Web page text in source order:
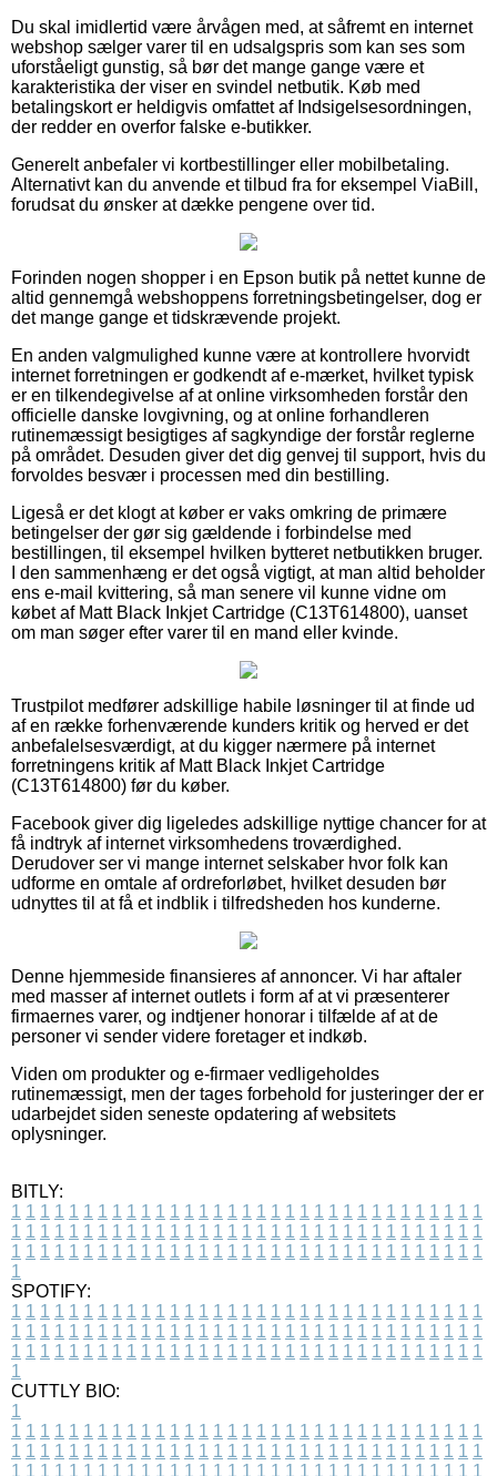
Du skal imidlertid være årvågen med, at såfremt en internet
webshop sælger varer til en udsalgspris som kan ses som
uforståeligt gunstig, så bør det mange gange være et
karakteristika der viser en svindel netbutik. Køb med
betalingskort er heldigvis omfattet af Indsigelsesordningen,
der redder en overfor falske e-butikker.
Generelt anbefaler vi kortbestillinger eller mobilbetaling.
Alternativt kan du anvende et tilbud fra for eksempel ViaBill,
forudsat du ønsker at dække pengene over tid.
Forinden nogen shopper i en Epson butik på nettet kunne de
altid gennemgå webshoppens forretningsbetingelser, dog er
det mange gange et tidskrævende projekt.
En anden valgmulighed kunne være at kontrollere hvorvidt
internet forretningen er godkendt af e-mærket, hvilket typisk
er en tilkendegivelse af at online virksomheden forstår den
officielle danske lovgivning, og at online forhandleren
rutinemæssigt besigtiges af sagkyndige der forstår reglerne
på området. Desuden giver det dig genvej til support, hvis du
forvoldes besvær i processen med din bestilling.
Ligeså er det klogt at køber er vaks omkring de primære
betingelser der gør sig gældende i forbindelse med
bestillingen, til eksempel hvilken bytteret netbutikken bruger.
I den sammenhæng er det også vigtigt, at man altid beholder
ens e-mail kvittering, så man senere vil kunne vidne om
købet af Matt Black Inkjet Cartridge (C13T614800), uanset
om man søger efter varer til en mand eller kvinde.
Trustpilot medfører adskillige habile løsninger til at finde ud
af en række forhenværende kunders kritik og herved er det
anbefalelsesværdigt, at du kigger nærmere på internet
forretningens kritik af Matt Black Inkjet Cartridge
(C13T614800) før du køber.
Facebook giver dig ligeledes adskillige nyttige chancer for at
få indtryk af internet virksomhedens troværdighed.
Derudover ser vi mange internet selskaber hvor folk kan
udforme en omtale af ordreforløbet, hvilket desuden bør
udnyttes til at få et indblik i tilfredsheden hos kunderne.
Denne hjemmeside finansieres af annoncer. Vi har aftaler
med masser af internet outlets i form af at vi præsenterer
firmaernes varer, og indtjener honorar i tilfælde af at de
personer vi sender videre foretager et indkøb.
Viden om produkter og e-firmaer vedligeholdes
rutinemæssigt, men der tages forbehold for justeringer der er
udarbejdet siden seneste opdatering af websitets
oplysninger.
BITLY:
1 1 1 1 1 1 1 1 1 1 1 1 1 1 1 1 1 1 1 1 1 1 1 1 1 1 1 1 1 1 1 1 1
1 1 1 1 1 1 1 1 1 1 1 1 1 1 1 1 1 1 1 1 1 1 1 1 1 1 1 1 1 1 1 1 1
1 1 1 1 1 1 1 1 1 1 1 1 1 1 1 1 1 1 1 1 1 1 1 1 1 1 1 1 1 1 1 1 1
1
SPOTIFY:
1 1 1 1 1 1 1 1 1 1 1 1 1 1 1 1 1 1 1 1 1 1 1 1 1 1 1 1 1 1 1 1 1
1 1 1 1 1 1 1 1 1 1 1 1 1 1 1 1 1 1 1 1 1 1 1 1 1 1 1 1 1 1 1 1 1
1 1 1 1 1 1 1 1 1 1 1 1 1 1 1 1 1 1 1 1 1 1 1 1 1 1 1 1 1 1 1 1 1
1
CUTTLY BIO:
1
1 1 1 1 1 1 1 1 1 1 1 1 1 1 1 1 1 1 1 1 1 1 1 1 1 1 1 1 1 1 1 1 1
1 1 1 1 1 1 1 1 1 1 1 1 1 1 1 1 1 1 1 1 1 1 1 1 1 1 1 1 1 1 1 1 1
1 1 1 1 1 1 1 1 1 1 1 1 1 1 1 1 1 1 1 1 1 1 1 1 1 1 1 1 1 1 1 1 1